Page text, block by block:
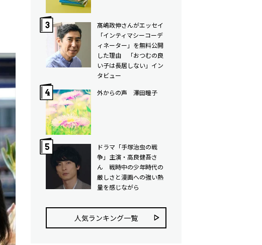
髙嶋政伸さんがエッセイ
「インティマシーコーデ
ィネーター」を無料公開
した理由 「おつむの良
い子は長居しない」イン
タビュー
外からの声 澤田瞳子
ドラマ「手塚治虫の戦
争」主演・高良健吾さ
ん 戦時中の少年時代の
厳しさと漫画への強い熱
量を感じながら
人気ランキング⼀覧